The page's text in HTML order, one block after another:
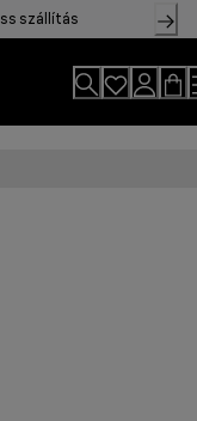
szállítás